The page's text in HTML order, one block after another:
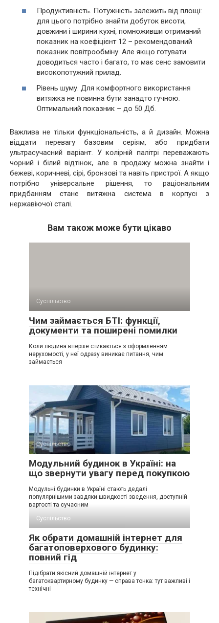
Продуктивність. Потужність залежить від площі:
для цього потрібно знайти добуток висоти,
довжини і ширини кухні, помноживши отриманий
показник на коефіцієнт 12 – рекомендований
показник повітрообміну. Але якщо готувати
доводиться часто і багато, то має сенс замовити
високопотужний прилад.
Рівень шуму. Для комфортного використання
витяжка не повинна бути занадто гучною.
Оптимальний показник – до 50 Дб.
Важлива не тільки функціональність, а й дизайн. Можна
віддати перевагу базовим серіям, або придбати
ультрасучасний варіант. У колірній палітрі переважають
чорний і білий відтінок, але в продажу можна знайти і
бежеві, коричневі, сірі, бронзові та навіть пристрої. А якщо
потрібно універсальне рішення, то раціональним
придбанням стане витяжна система в корпусі з
нержавіючої сталі.
Вам також може бути цікаво
Суспільство
Чим займається БТІ: функції,
документи та поширені помилки
Коли людина вперше стикається з оформленням
нерухомості, у неї одразу виникає питання, чим
займається
Суспільство
Модульний будинок в Україні: на
що звернути увагу перед покупкою
Модульні будинки в Україні стають дедалі
популярнішими завдяки швидкості зведення, доступній
вартості та сучасним
Суспільство
Як обрати домашній інтернет для
багатоповерхового будинку:
повний гід
Підібрати якісний домашній інтернет у
багатоквартирному будинку — справа тонка: тут важливі і
технічні